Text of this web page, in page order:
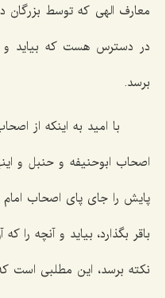
معارف الهی که توسط بزرگان
در دسترس هست که بیاید و
برسد.
با امید به اینکه از
اصحاب ابوحنیفه و حنبل و
پایش را جای پای اصحاب
باقر بگذارد، بیاید و آنچه را
نکته برسد، این مطلبی است